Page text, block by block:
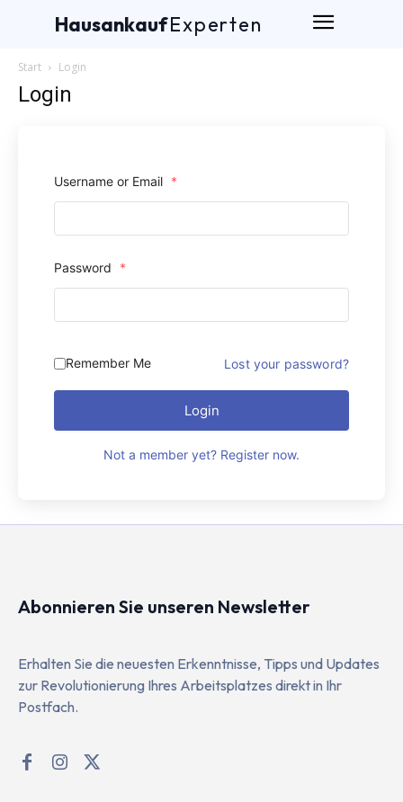
HausankaufExperten
Start Login
Login
Username or Email *
Password *
Remember Me Lost your password?
Login
Not a member yet? Register now.
Abonnieren Sie unseren Newsletter
Erhalten Sie die neuesten Erkenntnisse, Tipps und Updates
zur Revolutionierung Ihres Arbeitsplatzes direkt in Ihr
Postfach.